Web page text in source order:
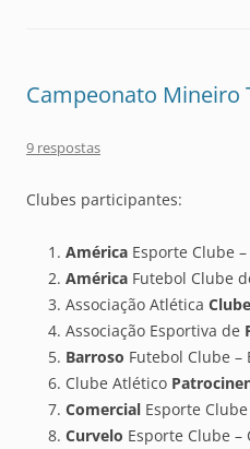
Campeonato Mineiro
9 respostas
Clubes participantes:
América Esporte Clube
América Futebol Clube
Associação Atlética
Associação Esportiva de
Barroso Futebol Clube –
Clube Atlético
Comercial Esporte
Curvelo Esporte Clube –